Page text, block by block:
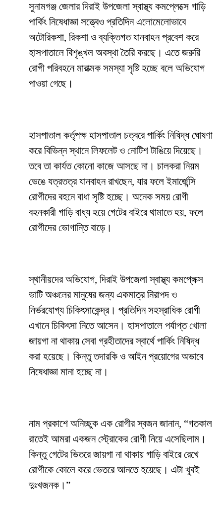
সুনামগঞ্জ জেলার দিরাই উপজেলা স্বাস্থ্য কমপ্লেক্সে গাড়ি
পার্কিং নিষেধাজ্ঞা সত্ত্বেও প্রতিদিন এলোমেলোভাবে
অটোরিকশা, রিকশা ও ব্যক্তিগত যানবাহন প্রবেশ করে
হাসপাতালে বিশৃঙ্খল অবস্থা তৈরি করছে। এতে জরুরি
রোগী পরিবহনে মারাত্মক সমস্যা সৃষ্টি হচ্ছে বলে অভিযোগ
পাওয়া গেছে।
হাসপাতাল কর্তৃপক্ষ হাসপাতাল চত্বরে পার্কিং নিষিদ্ধ ঘোষণা
করে বিভিন্ন স্থানে লিফলেট ও নোটিশ টাঙিয়ে দিয়েছে।
তবে তা কার্যত কোনো কাজে আসছে না। চালকরা নিয়ম
ভেঙে যত্রতত্র যানবাহন রাখছেন, যার ফলে ইমার্জেন্সি
রোগীদের বহনে বাধা সৃষ্টি হচ্ছে। অনেক সময় রোগী
বহনকারী গাড়ি বাধ্য হয়ে গেটের বাইরে থামাতে হয়, ফলে
রোগীদের ভোগান্তি বাড়ে।
স্থানীয়দের অভিযোগ, দিরাই উপজেলা স্বাস্থ্য কমপ্লেক্স
ভাটি অঞ্চলের মানুষের জন্য একমাত্র নিরাপদ ও
নির্ভরযোগ্য চিকিৎসাকেন্দ্র। প্রতিদিন সহস্রাধিক রোগী
এখানে চিকিৎসা নিতে আসেন। হাসপাতালে পর্যাপ্ত খোলা
জায়গা না থাকায় সেবা গ্রহীতাদের স্বার্থে পার্কিং নিষিদ্ধ
করা হয়েছে। কিন্তু তদারকি ও আইন প্রয়োগের অভাবে
নিষেধাজ্ঞা মানা হচ্ছে না।
নাম প্রকাশে অনিচ্ছুক এক রোগীর স্বজন জানান, “গতকাল
রাতেই আমরা একজন স্ট্রোকের রোগী নিয়ে এসেছিলাম।
কিন্তু গেটের ভিতরে জায়গা না থাকায় গাড়ি বাইরে রেখে
রোগীকে কোলে করে ভেতরে আনতে হয়েছে। এটা খুবই
দুঃখজনক।”